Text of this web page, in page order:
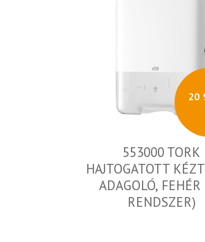
20
553000 TORK
HAJTOGATOTT
ADAGOLÓ,
RENDSZER)